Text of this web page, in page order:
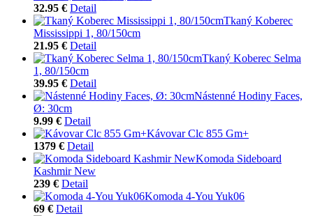
32.95 € Detail
Tkaný Koberec
Mississippi 1, 80/150cm
21.95 € Detail
Tkaný Koberec Selma
1, 80/150cm
39.95 € Detail
Nástenné Hodiny Faces,
Ø: 30cm
9.99 € Detail
Kávovar Clc 855 Gm+
1379 € Detail
Komoda Sideboard
Kashmir New
239 € Detail
Komoda 4-You Yuk06
69 € Detail